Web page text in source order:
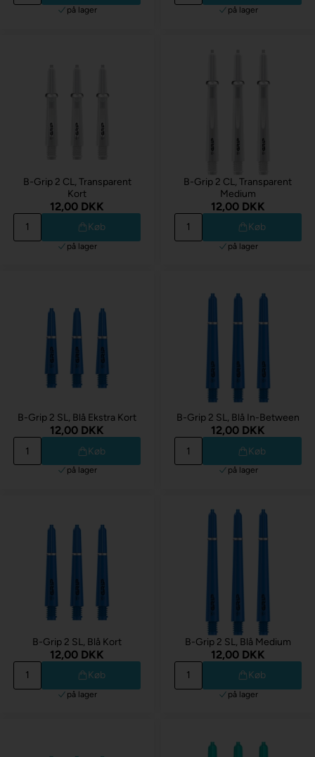
på lager på lager
B-Grip 2 CL, Transparent
Kort
12,00 DKK
Køb
på lager
B-Grip 2 CL, Transparent
Medium
12,00 DKK
Køb
på lager
B-Grip 2 SL, Blå Ekstra Kort
12,00 DKK
Køb
på lager
B-Grip 2 SL, Blå In-Between
12,00 DKK
Køb
på lager
B-Grip 2 SL, Blå Kort
12,00 DKK
Køb
på lager
B-Grip 2 SL, Blå Medium
12,00 DKK
Køb
på lager